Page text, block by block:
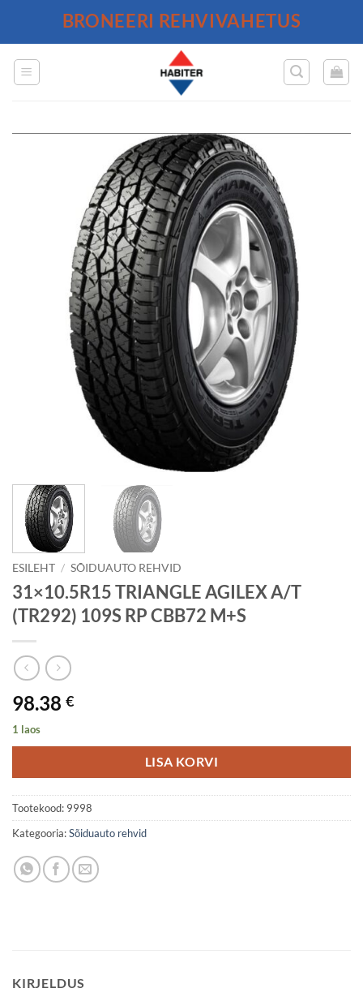
BRONEERI REHVIVAHETUS
ESILEHT / SÕIDUAUTO REHVID
31×10.5R15 TRIANGLE AGILEX A/T
(TR292) 109S RP CBB72 M+S
98.38 €
1 laos
LISA KORVI
Tootekood: 9998
Kategooria:Sõiduauto rehvid
KIRJELDUS